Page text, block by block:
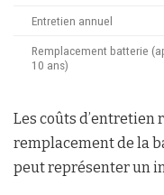
Entretien annuel
Remplacement batterie
10 ans)
Les coûts d’entretien
remplacement de la
peut représenter un